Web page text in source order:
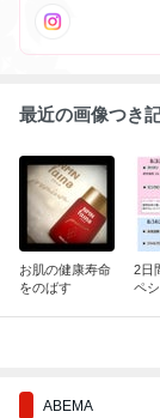
最近の画像つき
お肌の健康寿命
をのばす
2日
ペ
ABEMA